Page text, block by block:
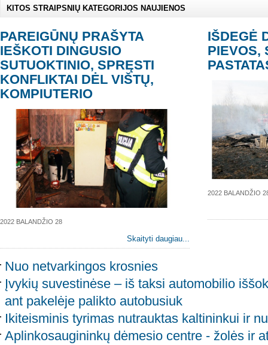
KITOS STRAIPSNIŲ KATEGORIJOS NAUJIENOS
PAREIGŪNŲ PRAŠYTA
IEŠKOTI DINGUSIO
SUTUOKTINIO, SPRĘSTI
KONFLIKTAI DĖL VIŠTŲ,
KOMPIUTERIO
2022 BALANDŽIO 28
Skaityti daugiau...
IŠDEGĖ
PIEVOS,
2022 BALANDŽIO
Nuo netvarkingos krosnies
Įvykių suvestinėse – iš taksi automobilio
ant pakelėje palikto autobusiuk
Ikiteisminis tyrimas nutrauktas kaltininkui ir
Aplinkosaugininkų dėmesio centre - žolės ir